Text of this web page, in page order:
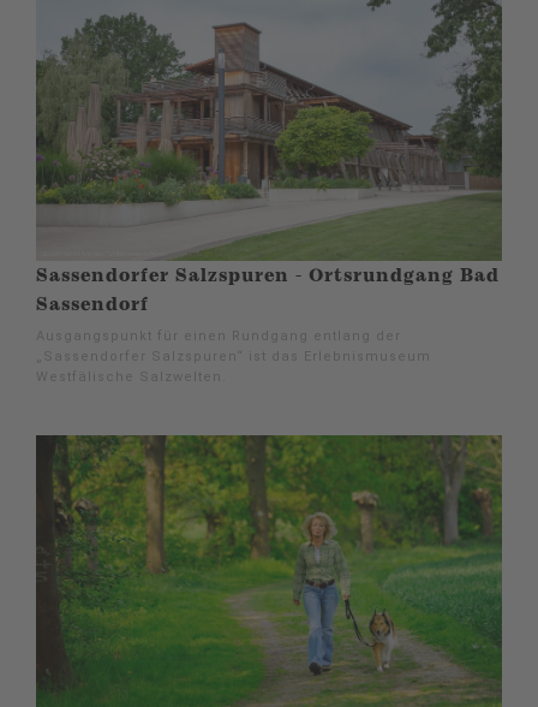
Sassendorfer Salzspuren - Ortsrundgang Bad
Sassendorf
Ausgangspunkt für einen Rundgang entlang der
„Sassendorfer Salzspuren“ ist das Erlebnismuseum
Westfälische Salzwelten.